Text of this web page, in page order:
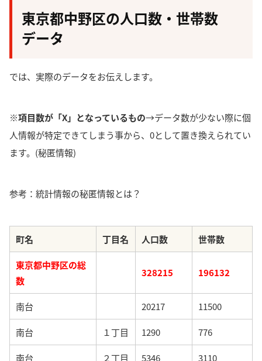
東京都中野区の人口数・世帯数
データ
では、実際のデータをお伝えします。
※項目数が「X」となっているもの→データ数が少ない際に個
人情報が特定できてしまう事から、0として置き換えられてい
ます。(秘匿情報)
参考：統計情報の秘匿情報とは？
町名 丁目名 人口数 世帯数
東京都中野区の総
数
328215 196132
南台 20217 11500
南台 １丁目 1290 776
南台 ２丁目 5346 3110